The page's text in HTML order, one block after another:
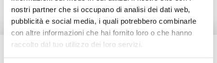
nostri partner che si occupano di analisi dei dati web,
pubblicità e social media, i quali potrebbero combinarle
con altre informazioni che hai fornito loro o che hanno
raccolto dal tuo utilizzo dei loro servizi.